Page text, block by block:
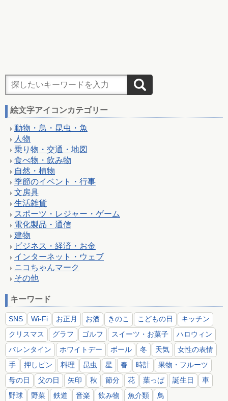
絵文字アイコンカテゴリー
動物・鳥・昆虫・魚
人物
乗り物・交通・地図
食べ物・飲み物
自然・植物
季節のイベント・行事
文房具
生活雑貨
スポーツ・レジャー・ゲーム
電化製品・通信
建物
ビジネス・経済・お金
インターネット・ウェブ
ニコちゃんマーク
その他
キーワード
SNS Wi-Fi お正月 お酒 きのこ こどもの日
キッチン
クリスマス
グラフ ゴルフ スイーツ・お菓子
ハロウィン
バレンタイン
ホワイトデー ボール 冬 天気
女性の表情
手
押しピン 料理 昆虫 星 春 時計
果物・フルーツ
母の日
父の日 矢印 秋 節分 花 葉っぱ 誕生日
車
野球
野菜 鉄道 音楽 飲み物 魚介類 鳥